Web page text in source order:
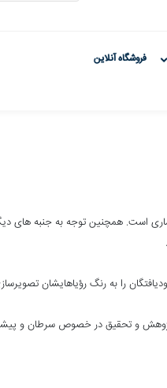
فروشگاه آنلاین
است. همچنین توجه به جنبه های
را به رنگ رؤیاهایشان
پژوهش و تحقیق در خصوص سرطان و